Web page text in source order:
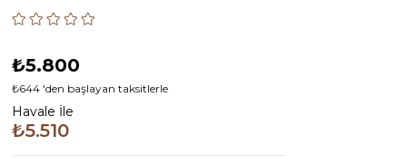
₺5.800
₺644 'den başlayan taksitlerle
Havale İle
₺5.510